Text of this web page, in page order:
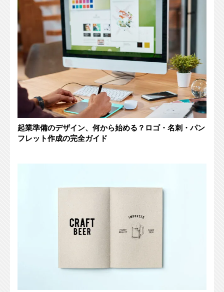
起業準備のデザイン、何から始める？ロゴ・名刺・パン
フレット作成の完全ガイド